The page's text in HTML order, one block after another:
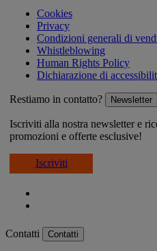
Cookies
Privacy
Condizioni generali di
Whistleblowing
Human Rights Policy
Dichiarazione di
Restiamo in contatto? Newsletter
Iscriviti alla nostra newsletter e
promozioni e offerte esclusive!
Iscriviti
Contatti Contatti